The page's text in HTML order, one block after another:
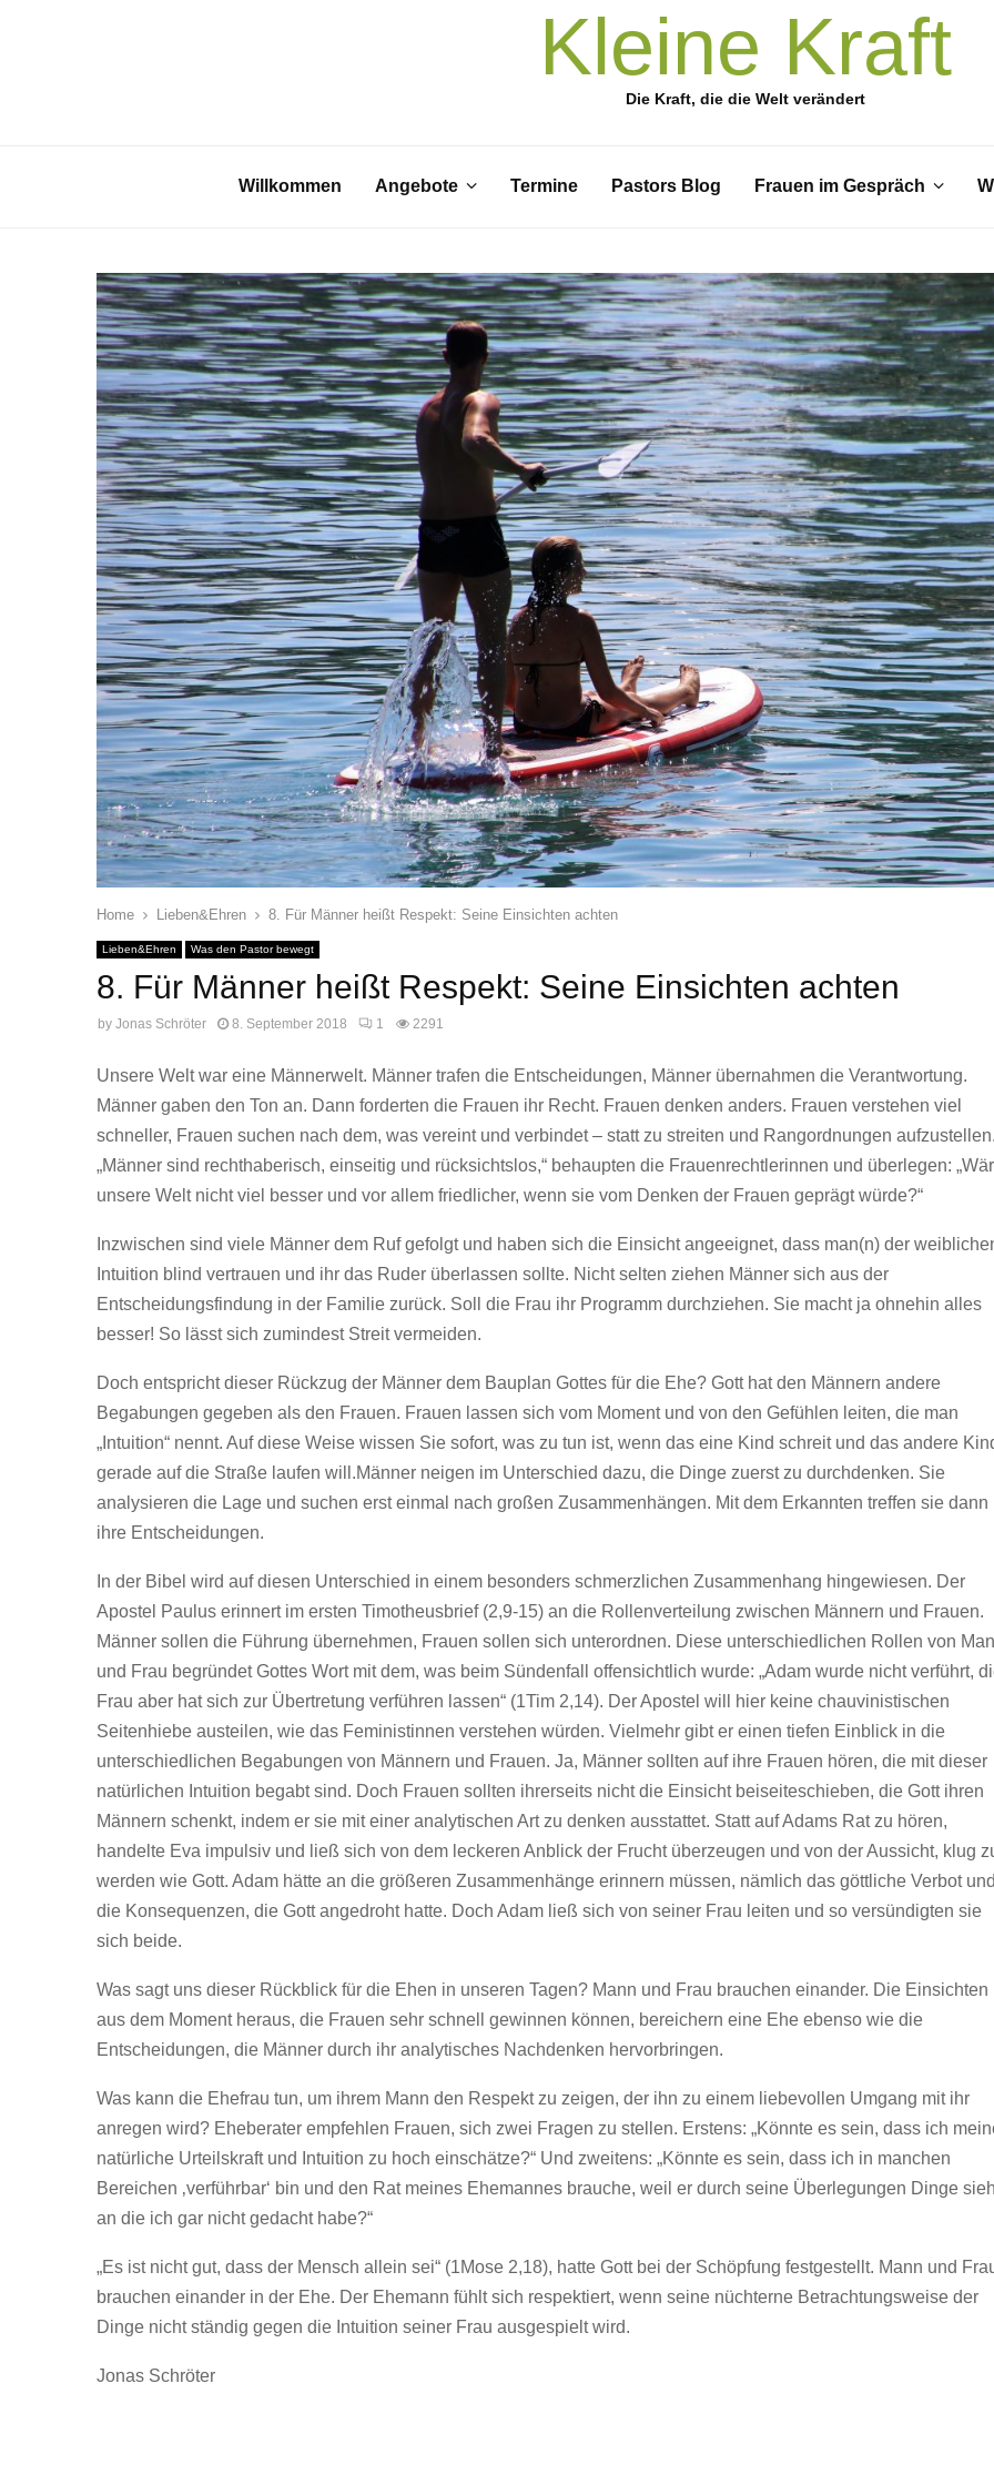
Kleine Kraft
Die Kraft, die die Welt verändert
Willkommen Angebote Termine Pastors Blog Frauen im Gespräch
Home Lieben&Ehren 8. Für Männer heißt Respekt: Seine Einsichten achten
Lieben&Ehren Was den Pastor bewegt
8. Für Männer heißt Respekt: Seine Einsichten achten
by Jonas Schröter 8. September 2018 1 2291
Unsere Welt war eine Männerwelt. Männer trafen die Entscheidungen, Männer übernahmen die Verantwortung.
Männer gaben den Ton an. Dann forderten die Frauen ihr Recht. Frauen denken anders. Frauen verstehen viel
schneller, Frauen suchen nach dem, was vereint und verbindet – statt zu streiten und Rangordnungen aufzustellen.
„Männer sind rechthaberisch, einseitig und rücksichtslos,“ behaupten die Frauenrechtlerinnen und überlegen:
unsere Welt nicht viel besser und vor allem friedlicher, wenn sie vom Denken der Frauen geprägt würde?“
Inzwischen sind viele Männer dem Ruf gefolgt und haben sich die Einsicht angeeignet, dass man(n) der
Intuition blind vertrauen und ihr das Ruder überlassen sollte. Nicht selten ziehen Männer sich aus der
Entscheidungsfindung in der Familie zurück. Soll die Frau ihr Programm durchziehen. Sie macht ja ohnehin alles
besser! So lässt sich zumindest Streit vermeiden.
Doch entspricht dieser Rückzug der Männer dem Bauplan Gottes für die Ehe? Gott hat den Männern andere
Begabungen gegeben als den Frauen. Frauen lassen sich vom Moment und von den Gefühlen leiten, die man
„Intuition“ nennt. Auf diese Weise wissen Sie sofort, was zu tun ist, wenn das eine Kind schreit und das andere
gerade auf die Straße laufen will.Männer neigen im Unterschied dazu, die Dinge zuerst zu durchdenken. Sie
analysieren die Lage und suchen erst einmal nach großen Zusammenhängen. Mit dem Erkannten treffen sie dann
ihre Entscheidungen.
In der Bibel wird auf diesen Unterschied in einem besonders schmerzlichen Zusammenhang hingewiesen. Der
Apostel Paulus erinnert im ersten Timotheusbrief (2,9-15) an die Rollenverteilung zwischen Männern und Frauen.
Männer sollen die Führung übernehmen, Frauen sollen sich unterordnen. Diese unterschiedlichen Rollen von
und Frau begründet Gottes Wort mit dem, was beim Sündenfall offensichtlich wurde: „Adam wurde nicht verführt,
Frau aber hat sich zur Übertretung verführen lassen“ (1Tim 2,14). Der Apostel will hier keine chauvinistischen
Seitenhiebe austeilen, wie das Feministinnen verstehen würden. Vielmehr gibt er einen tiefen Einblick in die
unterschiedlichen Begabungen von Männern und Frauen. Ja, Männer sollten auf ihre Frauen hören, die mit dieser
natürlichen Intuition begabt sind. Doch Frauen sollten ihrerseits nicht die Einsicht beiseiteschieben, die Gott ihren
Männern schenkt, indem er sie mit einer analytischen Art zu denken ausstattet. Statt auf Adams Rat zu hören,
handelte Eva impulsiv und ließ sich von dem leckeren Anblick der Frucht überzeugen und von der Aussicht, klug
werden wie Gott. Adam hätte an die größeren Zusammenhänge erinnern müssen, nämlich das göttliche Verbot und
die Konsequenzen, die Gott angedroht hatte. Doch Adam ließ sich von seiner Frau leiten und so versündigten sie
sich beide.
Was sagt uns dieser Rückblick für die Ehen in unseren Tagen? Mann und Frau brauchen einander. Die Einsichten
aus dem Moment heraus, die Frauen sehr schnell gewinnen können, bereichern eine Ehe ebenso wie die
Entscheidungen, die Männer durch ihr analytisches Nachdenken hervorbringen.
Was kann die Ehefrau tun, um ihrem Mann den Respekt zu zeigen, der ihn zu einem liebevollen Umgang mit ihr
anregen wird? Eheberater empfehlen Frauen, sich zwei Fragen zu stellen. Erstens: „Könnte es sein, dass ich
natürliche Urteilskraft und Intuition zu hoch einschätze?“ Und zweitens: „Könnte es sein, dass ich in manchen
Bereichen ‚verführbar‘ bin und den Rat meines Ehemannes brauche, weil er durch seine Überlegungen Dinge
an die ich gar nicht gedacht habe?“
„Es ist nicht gut, dass der Mensch allein sei“ (1Mose 2,18), hatte Gott bei der Schöpfung festgestellt. Mann und
brauchen einander in der Ehe. Der Ehemann fühlt sich respektiert, wenn seine nüchterne Betrachtungsweise der
Dinge nicht ständig gegen die Intuition seiner Frau ausgespielt wird.
Jonas Schröter